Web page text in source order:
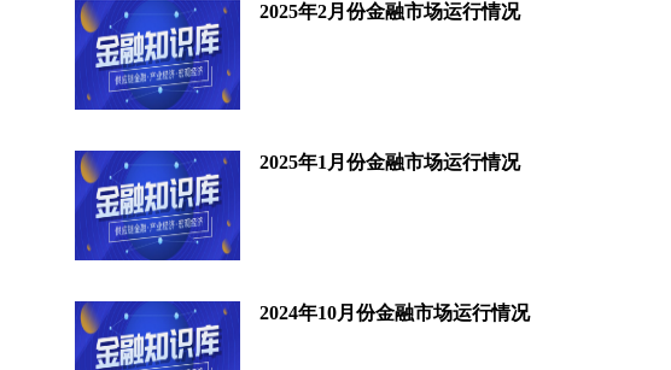
2025年2月份金融市场运行情况
2025年1月份金融市场运行情况
2024年10月份金融市场运行情况